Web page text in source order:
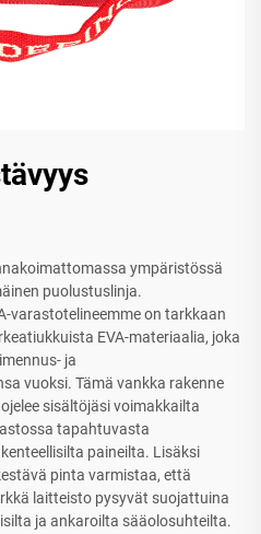
ympäristössä
puolustuslinja.
varastotelineemme on tarkkaan
EVA-materiaalia, joka
ja
vuoksi. Tämä vankka rakenne
sisältöjäsi voimakkailta
tapahtuvasta
paineilta. Lisäksi
pinta varmistaa, että
laitteisto pysyvät suojattuina
ja ankaroilta sääolosuhteilta.